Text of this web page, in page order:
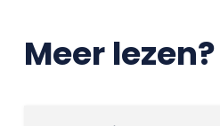
Meer lezen?